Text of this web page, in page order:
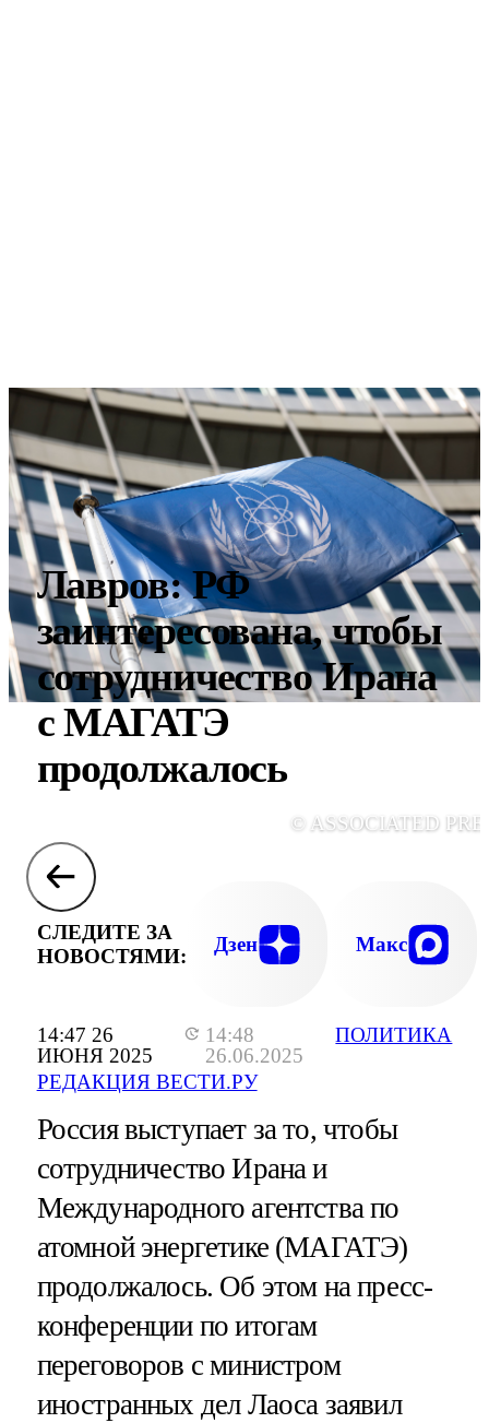
14:47 26
ИЮНЯ 2025
14:48
26.06.2025
РЕДАКЦИЯ ВЕСТИ.РУ
ПОЛИТИКА
Лавров: РФ
заинтересована, чтобы
сотрудничество Ирана
с МАГАТЭ
продолжалось
© ASSOCIATED
СЛЕДИТЕ ЗА
НОВОСТЯМИ:
Дзен Макс
Россия выступает за то, чтобы
сотрудничество Ирана и
Международного агентства по
атомной энергетике (МАГАТЭ)
продолжалось. Об этом на пресс-
конференции по итогам
переговоров с министром
иностранных дел Лаоса заявил